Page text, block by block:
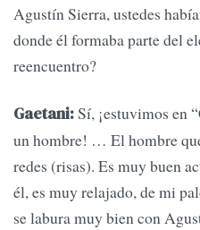
Agustín Sierra, ustedes
donde él formaba parte del
reencuentro?
Gaetani:Sí, ¡estuvimos en
un hombre! … El hombre
redes (risas). Es muy buen
él, es muy relajado, de mi
se labura muy bien con